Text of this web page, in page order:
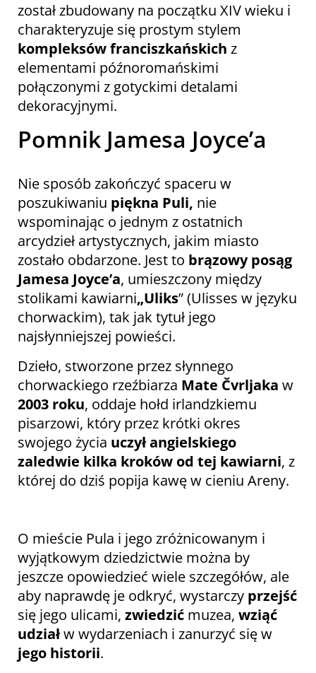
został zbudowany na początku XIV wieku i
charakteryzuje się prostym stylem
kompleksów franciszkańskich z
elementami późnoromańskimi
połączonymi z gotyckimi detalami
dekoracyjnymi.
Pomnik Jamesa Joyce’a
Nie sposób zakończyć spaceru w
poszukiwaniu piękna Puli, nie
wspominając o jednym z ostatnich
arcydzieł artystycznych, jakim miasto
zostało obdarzone. Jest to brązowy posąg
Jamesa Joyce’a, umieszczony między
stolikami kawiarni„Uliks” (Ulisses w języku
chorwackim), tak jak tytuł jego
najsłynniejszej powieści.
Dzieło, stworzone przez słynnego
chorwackiego rzeźbiarza Mate Čvrljaka w
2003 roku, oddaje hołd irlandzkiemu
pisarzowi, który przez krótki okres
swojego życia uczył angielskiego
zaledwie kilka kroków od tej kawiarni, z
której do dziś popija kawę w cieniu Areny.
O mieście Pula i jego zróżnicowanym i
wyjątkowym dziedzictwie można by
jeszcze opowiedzieć wiele szczegółów, ale
aby naprawdę je odkryć, wystarczy przejść
się jego ulicami, zwiedzić muzea, wziąć
udziałw wydarzeniach i zanurzyć się w
jego historii.